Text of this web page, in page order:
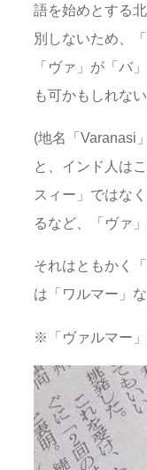
語を始めとする
別しないため、
「ヴァ」が「バ
も可かもしれない
(地名「Varanasi
と、インド人は
スィー」ではな
るなど、「ヴァ
それはともかく
は「ワルマー」な
※「ヴァルマー」